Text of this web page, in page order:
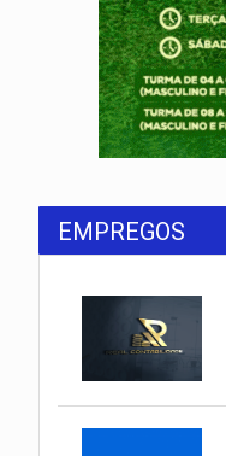
EMPREGOS